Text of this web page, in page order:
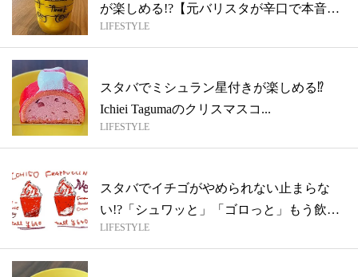
が楽しめる!?【元バリスタが辛口で本音を
語...
LIFESTYLE
スタバでミシュラン星付きが楽しめる⁉︎
Ichiei Tagumaのクリスマスコ...
LIFESTYLE
スタバでイチゴがやめられない止まらな
い!?「シュワッと」「ゴロっと」もう飲ん
だ？...
LIFESTYLE